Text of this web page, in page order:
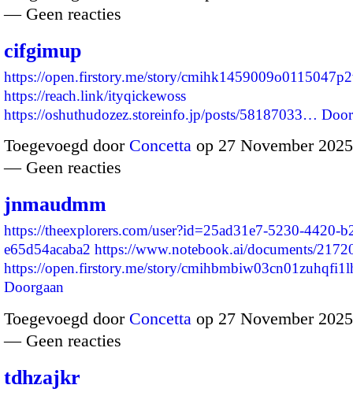
— Geen reacties
cifgimup
https://open.firstory.me/story/
https://reach.link/ityqickewoss
https://oshuthudozez.storeinfo.jp/posts/58187033…
Toegevoegd door Concetta op 27 November
— Geen reacties
jnmaudmm
https://theexplorers.com/user?id=25ad31e7-5230-4420-
e65d54acaba2 https://www.notebook.ai/documents/
https://open.firstory.me/story/
Doorgaan
Toegevoegd door Concetta op 27 November
— Geen reacties
tdhzajkr